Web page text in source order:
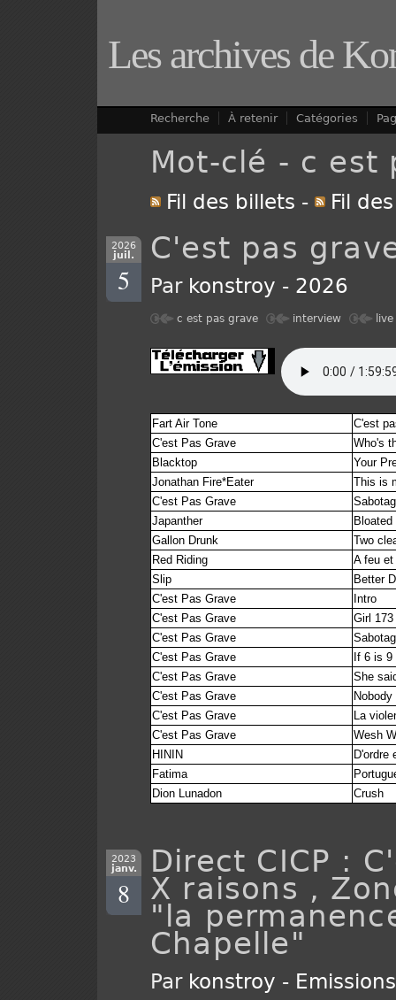
Les archives de
Recherche À retenir Catégories
Mot-clé - c est
Fil des billets - Fil
2026
juil.
5
C'est pas
Par konstroy - 2026
c est pas grave interview
Fart Air Tone
C'est
C'est Pas Grave
Who's
Blacktop
Your
Jonathan Fire*Eater
This is
C'est Pas Grave
Japanther
Gallon Drunk
Two
Red Riding
A feu
Slip
Better
C'est Pas Grave
Intro
C'est Pas Grave
Girl 173
C'est Pas Grave
C'est Pas Grave
If 6 is 9
C'est Pas Grave
She
C'est Pas Grave
C'est Pas Grave
La
C'est Pas Grave
Wesh
HININ
D'ordre
Fatima
Dion Lunadon
Crush
2023
janv.
8
Direct CICP :
X raisons ,
"la
Chapelle"
Par konstroy -